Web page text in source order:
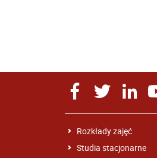
Rozkłady zajęć
Studia stacjonarne